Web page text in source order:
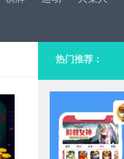
热门推荐：